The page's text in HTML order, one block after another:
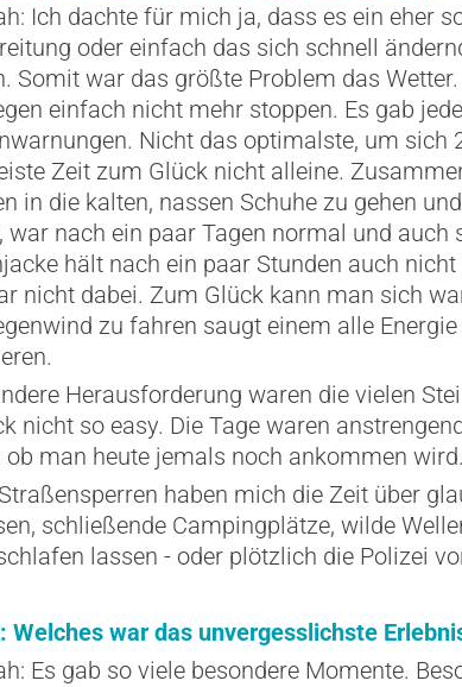
Ich dachte für mich ja, dass es ein eher
oder einfach das sich schnell
Somit war das größte Problem das
einfach nicht mehr stoppen. Es gab
Nicht das optimalste, um
Zeit zum Glück nicht alleine.
in die kalten, nassen Schuhe zu gehen
war nach ein paar Tagen normal und
hält nach ein paar Stunden auch
nicht dabei. Zum Glück kann man sich
zu fahren saugt einem alle
Herausforderung waren die vielen
nicht so easy. Die Tage waren
ob man heute jemals noch ankommen wird.
haben mich die Zeit über
schließende Campingplätze, wilde
lassen - oder plötzlich die Polizei
Welches war das unvergesslichste
Es gab so viele besondere Momente.